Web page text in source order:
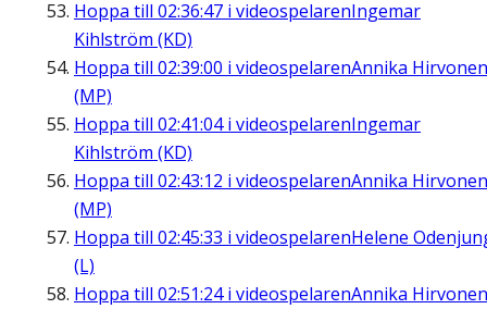
Hoppa till 02:36:47 i videospelarenIngemar
Kihlström (KD)
Hoppa till 02:39:00 i videospelarenAnnika Hirvonen
(MP)
Hoppa till 02:41:04i videospelarenIngemar
Kihlström (KD)
Hoppa till 02:43:12 i videospelarenAnnika Hirvonen
(MP)
Hoppa till 02:45:33 i videospelarenHelene
(L)
Hoppa till 02:51:24i videospelarenAnnika Hirvonen